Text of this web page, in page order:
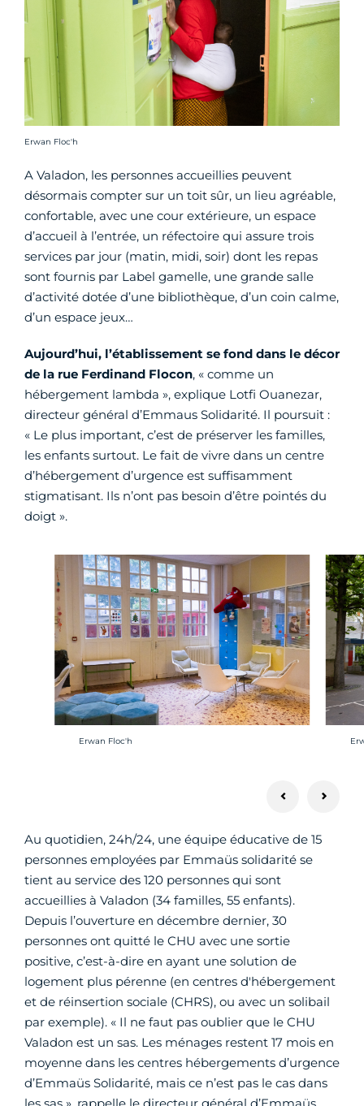
Crédit photo :
Erwan Floc'h
A Valadon, les personnes accueillies peuvent
désormais compter sur un toit sûr, un lieu agréable,
confortable, avec une cour extérieure, un espace
d’accueil à l’entrée, un réfectoire qui assure trois
services par jour (matin, midi, soir) dont les repas
sont fournis par Label gamelle, une grande salle
d’activité dotée d’une bibliothèque, d’un coin calme,
d’un espace jeux…
Aujourd’hui, l’établissement se fond dans le décor
de la rue Ferdinand Flocon, « comme un
hébergement lambda », explique Lotfi Ouanezar,
directeur général d’Emmaus Solidarité. Il poursuit :
« Le plus important, c’est de préserver les familles,
les enfants surtout. Le fait de vivre dans un centre
d’hébergement d’urgence est suffisamment
stigmatisant. Ils n’ont pas besoin d’être pointés du
doigt ».
Crédit photo :
Erwan Floc'h
Au quotidien, 24h/24, une équipe éducative de 15
personnes employées par Emmaüs solidarité se
tient au service des 120 personnes qui sont
accueillies à Valadon (34 familles, 55 enfants).
Depuis l’ouverture en décembre dernier, 30
personnes ont quitté le CHU avec une sortie
positive, c’est-à-dire en ayant une solution de
logement plus pérenne (en centres d'hébergement
et de réinsertion sociale (CHRS), ou avec un solibail
par exemple). « Il ne faut pas oublier que le CHU
Valadon est un sas. Les ménages restent 17 mois en
moyenne dans les centres hébergements d’urgence
d’Emmaüs Solidarité, mais ce n’est pas le cas dans
les sas », rappelle le directeur général d’Emmaüs